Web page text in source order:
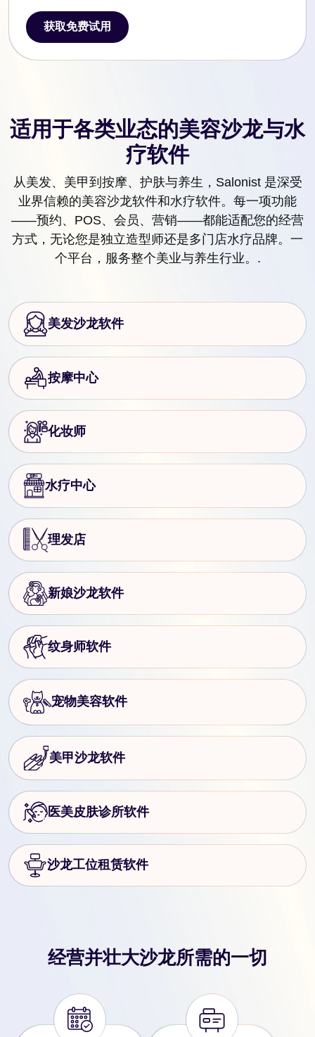
获取免费试用
获取免费试用
适用于各类业态的美容沙龙与水
疗软件
从美发、美甲到按摩、护肤与养生，Salonist 是深受
业界信赖的美容沙龙软件和水疗软件。每一项功能
——预约、POS、会员、营销——都能适配您的经营
方式，无论您是独立造型师还是多门店水疗品牌。一
个平台，服务整个美业与养生行业。.
美发沙龙软件
按摩中心
化妆师
水疗中心
理发店
新娘沙龙软件
纹身师软件
宠物美容软件
美甲沙龙软件
医美皮肤诊所软件
沙龙工位租赁软件
经营并壮大沙龙所需的一切